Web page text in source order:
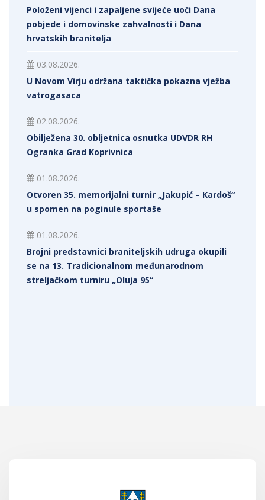
Položeni vijenci i zapaljene svijeće uoči Dana
pobjede i domovinske zahvalnosti i Dana
hrvatskih branitelja
03.08.2026.
U Novom Virju održana taktička pokazna vježba
vatrogasaca
02.08.2026.
Obilježena 30. obljetnica osnutka UDVDR RH
Ogranka Grad Koprivnica
01.08.2026.
Otvoren 35. memorijalni turnir „Jakupić – Kardoš“
u spomen na poginule sportaše
01.08.2026.
Brojni predstavnici braniteljskih udruga okupili
se na 13. Tradicionalnom međunarodnom
streljačkom turniru „Oluja 95“